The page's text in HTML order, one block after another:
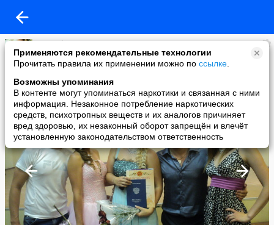
Применяются рекомендательные технологии
Прочитать правила их применении можно по ссылке
Возможны упоминания
В контенте могут упоминаться наркотики и связанная с ними
информация. Незаконное потребление наркотических
средств, психотропных веществ и их аналогов причиняет
вред здоровью, их незаконный оборот запрещён и влечёт
установленную законодательством ответственность
Т@нюфочк@
added a photo
28 Jun в 20:01